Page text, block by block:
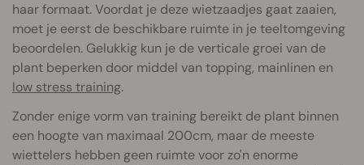
haar formaat. Voordat je deze wietzaadjes gaat zaaien,
moet je eerst de beschikbare ruimte in je teeltomgeving
beoordelen. Gelukkig kun je de verticale groei van de
plant beperken door middel van topping, mainlinen en
low stress training.
Zonder enige vorm van training bereikt de plant binnen
een hoogte van maximaal 200cm, maar de meeste
wiettelers hebben geen ruimte voor zo'n enorme